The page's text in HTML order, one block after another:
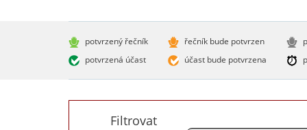
potvrzený řečník
potvrzená účast
řečník bude potvrzen
účast bude potvrzena
Filtrovat